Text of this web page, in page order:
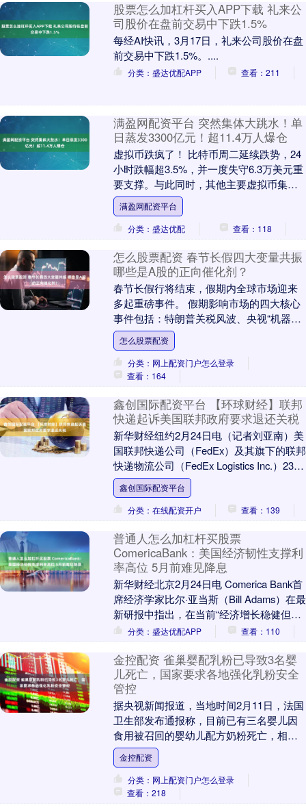
股票怎么加杠杆买入APP下载 礼来公
司股价在盘前交易中下跌1.5%
每经AI快讯，3月17日，礼来公司股价在盘
前交易中下跌1.5%。....
分类：盛达优配APP 查看：211
满盈网配资平台 突然集体大跳水！单
日蒸发3300亿元！超11.4万人爆仓
虚拟币跌疯了！ 比特币周二延续跌势，24
小时跌幅超3.5%，并一度失守6.3万美元重
要支撑。与此同时，其他主要虚拟币集体
杀跌，以太坊已经失守1900美元。过去2....
满盈网配资平台
分类：盛达优配
查看：118
怎么股票配资 春节长假四大变量共振
哪些是A股的正向催化剂？
春节长假行将结束，假期内全球市场迎来
多起重磅事件。 假期影响市场的四大核心
事件包括：特朗普关税风波、央视“机器人
+AI科技春晚”、人民币强势升值至6.89区
间，....
怎么股票配资
分类：网上配资门户怎么登录
查看：164
鑫创国际配资平台 【环球财经】联邦
快递起诉美国联邦政府要求退还关税
新华财经纽约2月24日电（记者刘亚南）美
国联邦快递公司（FedEx）及其旗下的联邦
快递物流公司（FedEx Logistics Inc.）23日
在位于纽约市的美....
鑫创国际配资平台
分类：在线配资开户
查看：139
普通人怎么加杠杆买股票
ComericaBank：美国经济韧性支撑利
率高位 5月前难见降息
新华财经北京2月24日电 Comerica Bank首
席经济学家比尔·亚当斯（Bill Adams）在最
新研报中指出，在当前“经济增长稳健但通
胀仍高于目标”的宏....
分类：盛达优配APP 查看：110
金控配资 雀巢婴配乳粉已导致3名婴
儿死亡，国家要求各地强化乳粉安全
管控
据央视新闻报道，当地时间2月11日，法国
卫生部发布通报称，目前已有三名婴儿因
食用被召回的婴幼儿配方奶粉死亡，相关
部门已展开立案调查。 法国卫生部表示，
截至目前，....
金控配资
分类：网上配资门户怎么登录
查看：218